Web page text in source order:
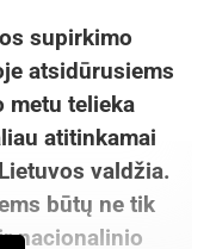
supirkimo
atsidūrusiems
metu telieka
atitinkamai
valdžia.
būtų ne tik
nacionalinio